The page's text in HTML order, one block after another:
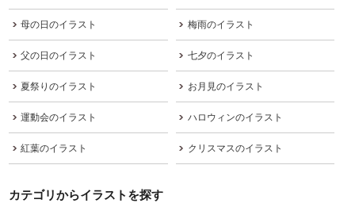
母の日のイラスト 梅雨のイラスト
父の日のイラスト 七夕のイラスト
夏祭りのイラスト お月見のイラスト
運動会のイラスト ハロウィンのイラスト
紅葉のイラスト クリスマスのイラスト
カテゴリからイラストを探す